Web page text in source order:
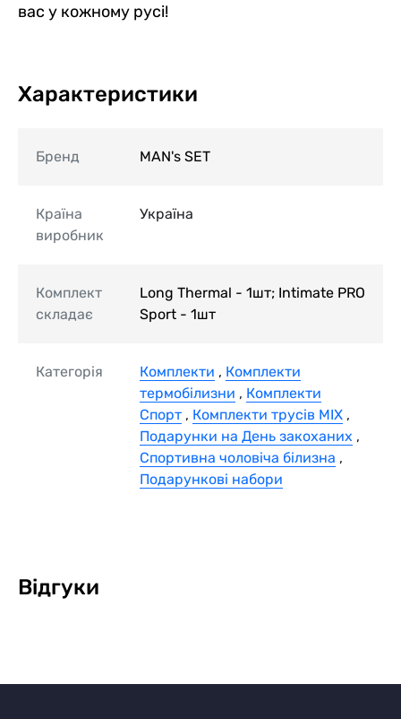
вас у кожному русі!
Характеристики
Бренд MAN's SET
Країна
виробник
Україна
Комплект
складає
Long Thermal - 1шт; Intimate PRO
Sport - 1шт
Категорія Комплекти , Комплекти
термобілизни , Комплекти
Спорт , Комплекти трусів MIX ,
Подарунки на День закоханих ,
Спортивна чоловіча білизна ,
Подарункові набори
Відгуки